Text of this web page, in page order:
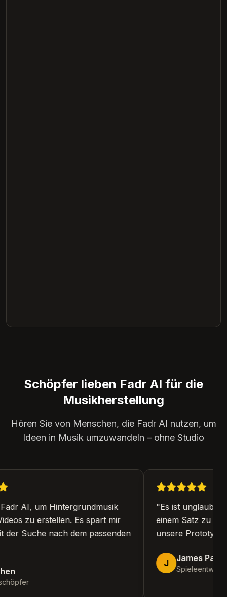
Schöpfer lieben Fadr AI für die
Musikherstellung
Hören Sie von Menschen, die Fadr AI nutzen, um
Ideen in Musik umzuwandeln – ohne Studio
AI, um Hintergrundmusik
zu erstellen. Es spart mir
Suche nach dem passenden
Es ist
einem Satz zu
unsere
J James Park
Spieleentwickler